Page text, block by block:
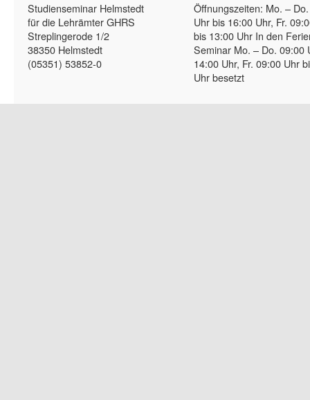
Studienseminar Helmstedt
für die Lehrämter GHRS
Streplingerode 1/2
38350 Helmstedt
(05351) 53852-0
Öffnungszeiten: Mo. –
Uhr bis 16:00 Uhr, Fr.
bis 13:00 Uhr In den
Seminar Mo. – Do. 09:00
14:00 Uhr, Fr. 09:00 Uhr
Uhr besetzt